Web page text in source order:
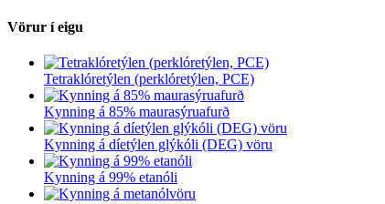
Vörur í eigu
Tetraklóretýlen (perklóretýlen, PCE)
Kynning á 85% maurasýruafurð
Kynning á díetýlen glýkóli (DEG) vöru
Kynning á 99% etanóli